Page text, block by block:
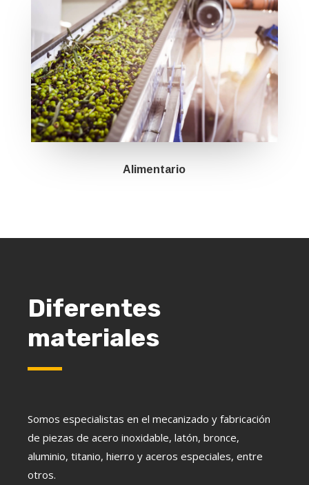
Alimentario
Diferentes
materiales
Somos especialistas en el mecanizado y fabricación
de piezas de acero inoxidable, latón, bronce,
aluminio, titanio, hierro y aceros especiales, entre
otros.